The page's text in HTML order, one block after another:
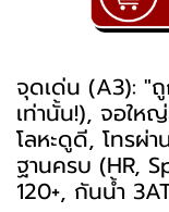
จุดเด่น (A3): "
เท่านั้น!), จอให
โลหะดูดี, โทรผ่
ฐานครบ (HR,
120+, กันน้ำ